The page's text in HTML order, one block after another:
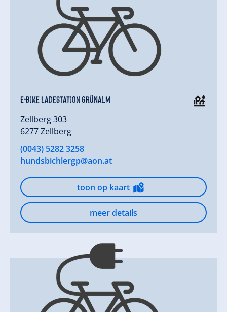
E-Bike Ladestation Grünalm
Zellberg 303
6277 Zellberg
(0043) 5282 3258
hundsbichlergp@aon.at
toon op kaart
meer details